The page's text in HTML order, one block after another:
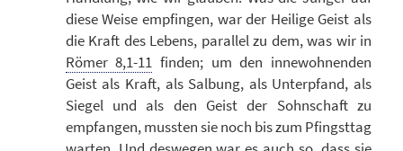
diese Weise empfingen, war der Heilige Geist als
die Kraft des Lebens, parallel zu dem, was wir in
Römer 8,1-11 finden; um den innewohnenden
Geist als Kraft, als Salbung, als Unterpfand, als
Siegel und als den Geist der Sohnschaft zu
empfangen, mussten sie noch bis zum Pfingsttag